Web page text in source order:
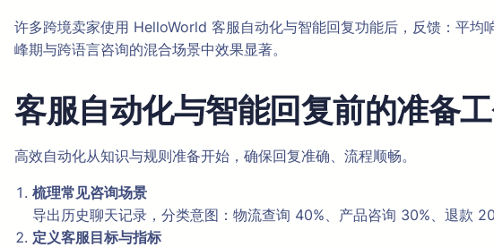
许多跨境卖家使用 HelloWorld 客服自动化与智能回复功能后，反馈：平
峰期与跨语言咨询的混合场景中效果显著。
客服自动化与智能回复前的准备
高效自动化从知识与规则准备开始，确保回复准确、流程顺畅。
梳理常见咨询场景
导出历史聊天记录，分类意图：物流查询 40%、产品咨询 30%、退款
定义客服目标与指标